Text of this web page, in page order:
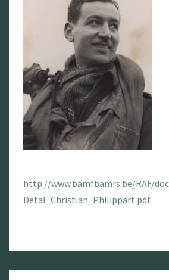
http://www.bamfbamrs.be/RAF/
Detal_Christian_Philippart.pdf